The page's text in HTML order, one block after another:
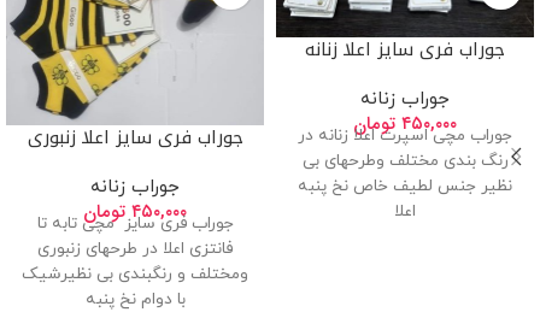
جوراب فری سایز اعلا زنانه
جوراب زنانه
۴۵۰,۰۰۰ تومان
جوراب مچی اسپرت اعلا زنانه در
رنگ بندی مختلف وطرحهای بی
نظیر جنس لطیف خاص نخ پنبه
اعلا
جوراب فری سایز اعلا زنبوری
جوراب زنانه
۴۵۰,۰۰۰ تومان
جوراب فری سایز مچی تابه تا
فانتزی اعلا در طرحهای زنبوری
ومختلف و رنگبندی بی نظیرشیک
با دوام نخ پنبه